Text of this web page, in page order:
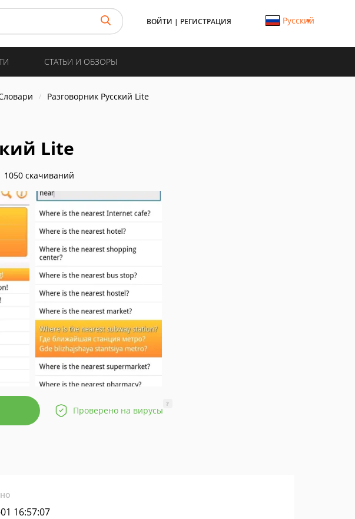
ВОЙТИ | РЕГИСТРАЦИЯ Русский
СТАТЬИ И ОБЗОРЫ
Разговорник Русский Lite
Lite
1050 скачиваний
Проверено на вирусы
?
16:57:07